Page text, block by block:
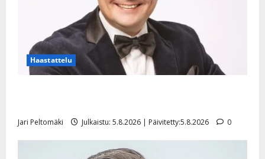
Haastattelu
Jari Peltomäki Julkaistu: 5.8.2026 | Päivitetty:5.8.2026 0